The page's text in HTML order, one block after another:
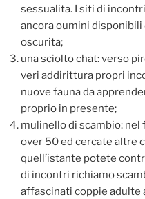
sessualita. I siti di
ancora oumini disponibili
oscurita;
una sciolto chat: verso
veri addirittura propri
nuove fauna da
proprio in presente;
mulinello di scambio: nel
over 50 ed cercate altre
quell’istante potete
di incontri richiamo
affascinati coppie adulte